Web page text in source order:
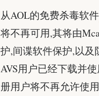
从AOL的免费杀毒软件
将不再可用,其将由
护,间谍软件保护,以及
AVS用户
已 经 载 并 使
已 经下载 并 使
册用户将不再允许使